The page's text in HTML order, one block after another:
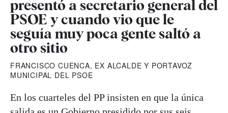
presentó a secretario general del
PSOE y cuando vio que le
seguía muy poca gente saltó a
otro sitio
FRANCISCO CUENCA, EX ALCALDE Y PORTAVOZ
MUNICIPAL DEL PSOE
En los cuarteles del PP insisten en que la única